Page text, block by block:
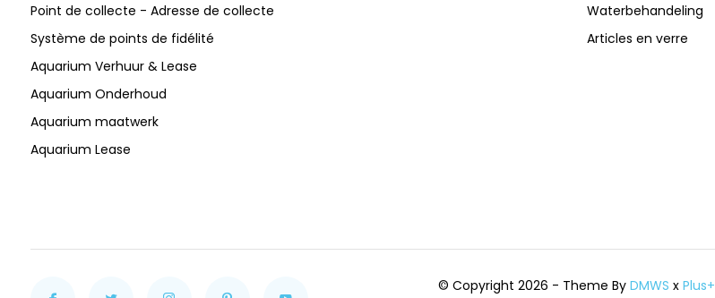
Point de collecte - Adresse de collecte
Système de points de fidélité
Aquarium Verhuur & Lease
Aquarium Onderhoud
Aquarium maatwerk
Aquarium Lease
Waterbehandeling
Articles en verre
© Copyright 2026 - Theme By DMWS x Plus+